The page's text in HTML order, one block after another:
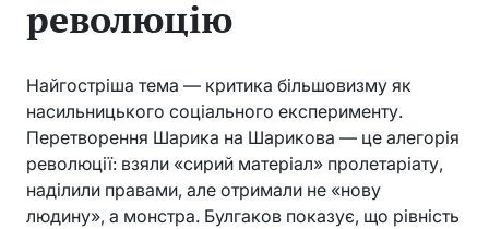
революцію
Найгостріша тема — критика більшовизму як
насильницького соціального експерименту.
Перетворення Шарика на Шарикова — це алегорія
революції: взяли «сирий матеріал» пролетаріату,
наділили правами, але отримали не «нову
людину», а монстра. Булгаков показує, що рівність